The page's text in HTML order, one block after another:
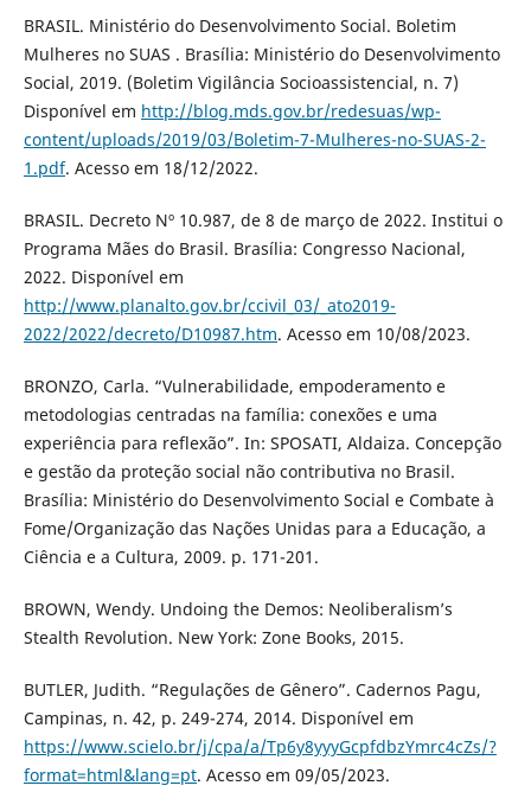
BRASIL. Ministério do Desenvolvimento Social. Boletim
Mulheres no SUAS . Brasília: Ministério do Desenvolvimento
Social, 2019. (Boletim Vigilância Socioassistencial, n. 7)
Disponível em http://blog.mds.gov.br/redesuas/wp-
content/uploads/2019/03/Boletim-7-Mulheres-no-SUAS-2-
1.pdf. Acesso em 18/12/2022.
BRASIL. Decreto Nº 10.987, de 8 de março de 2022. Institui o
Programa Mães do Brasil. Brasília: Congresso Nacional,
2022. Disponível em
http://www.planalto.gov.br/ccivil_03/_ato2019-
2022/2022/decreto/D10987.htm. Acesso em 10/08/2023.
BRONZO, Carla. “Vulnerabilidade, empoderamento e
metodologias centradas na família: conexões e uma
experiência para reflexão”. In: SPOSATI, Aldaiza. Concepção
e gestão da proteção social não contributiva no Brasil.
Brasília: Ministério do Desenvolvimento Social e Combate à
Fome/Organização das Nações Unidas para a Educação, a
Ciência e a Cultura, 2009. p. 171-201.
BROWN, Wendy. Undoing the Demos: Neoliberalism’s
Stealth Revolution. New York: Zone Books, 2015.
BUTLER, Judith. “Regulações de Gênero”. Cadernos Pagu,
Campinas, n. 42, p. 249-274, 2014. Disponível em
https://www.scielo.br/j/cpa/a/Tp6y8yyyGcpfdbzYmrc4cZs/?
format=html&lang=pt. Acesso em 09/05/2023.